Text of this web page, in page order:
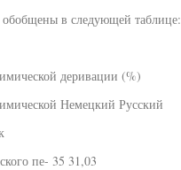
в следующей таблице:
деривации (%)
Немецкий Русский
пе- 35 31,03